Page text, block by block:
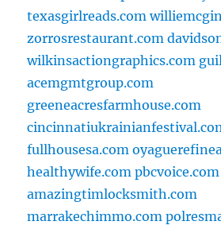
texasgirlreads.com
zorrosrestaurant.com
wilkinsactiongraphics.com
acemgmtgroup.com
greeneacresfarmhouse.com
fullhousesa.com
healthywife.com pbcvoice.com
amazingtimlocksmith.com
marrakechimmo.com